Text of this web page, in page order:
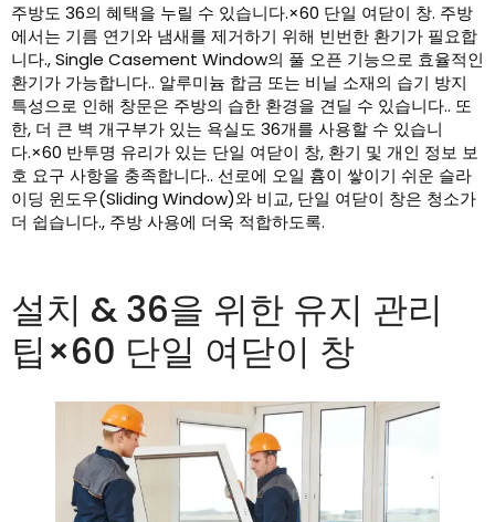
주방도 36의 혜택을 누릴 수 있습니다.×60 단일 여닫이 창. 주방
에서는 기름 연기와 냄새를 제거하기 위해 빈번한 환기가 필요합
니다., Single Casement Window의 풀 오픈 기능으로 효율적인
환기가 가능합니다.. 알루미늄 합금 또는 비닐 소재의 습기 방지
특성으로 인해 창문은 주방의 습한 환경을 견딜 수 있습니다.. 또
한, 더 큰 벽 개구부가 있는 욕실도 36개를 사용할 수 있습니
다.×60 반투명 유리가 있는 단일 여닫이 창, 환기 및 개인 정보 보
호 요구 사항을 충족합니다.. 선로에 오일 흄이 쌓이기 쉬운 슬라
이딩 윈도우(Sliding Window)와 비교, 단일 여닫이 창은 청소가
더 쉽습니다., 주방 사용에 더욱 적합하도록.
설치 & 36을 위한 유지 관리
팁×60 단일 여닫이 창